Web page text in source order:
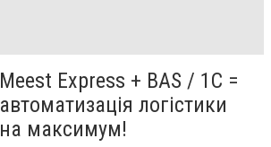
Meest Express + BAS / 1C =
автоматизація логістики
на максимум!